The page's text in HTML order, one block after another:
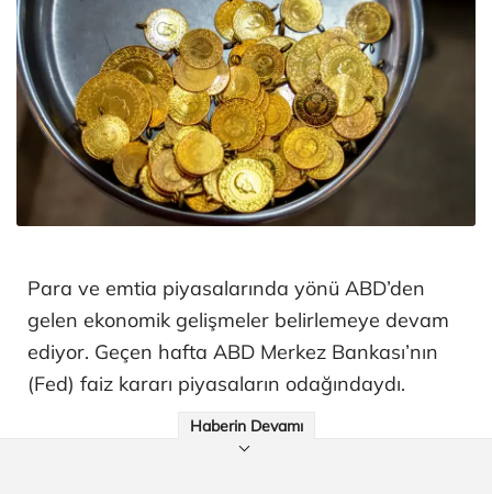
Para ve emtia piyasalarında yönü ABD’den
gelen ekonomik gelişmeler belirlemeye devam
ediyor. Geçen hafta ABD Merkez Bankası’nın
(Fed) faiz kararı piyasaların odağındaydı.
Haberin Devamı